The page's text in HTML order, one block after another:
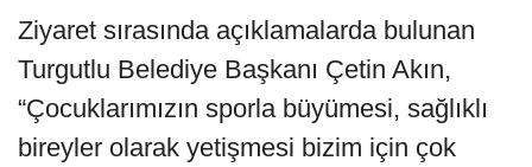
Ziyaret sırasında açıklamalarda bulunan
Turgutlu Belediye Başkanı Çetin Akın,
“Çocuklarımızın sporla büyümesi, sağlıklı
bireyler olarak yetişmesi bizim için çok